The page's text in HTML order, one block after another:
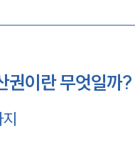
권이란 무엇일까?